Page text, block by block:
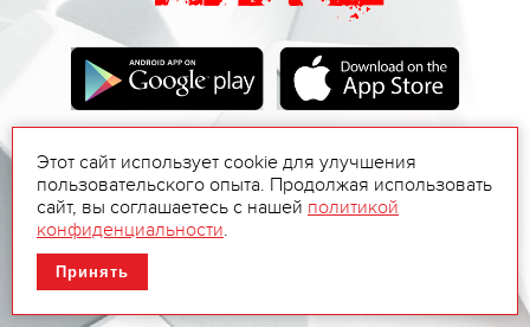
Этот сайт использует cookie для улучшения
пользовательского опыта. Продолжая использовать
сайт, вы соглашаетесь с нашей политикой
конфиденциальности.
Принять